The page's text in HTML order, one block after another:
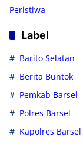
Peristiwa
Label
Barito Selatan
Berita Buntok
Pemkab Barsel
Polres Barsel
Kapolres Barsel